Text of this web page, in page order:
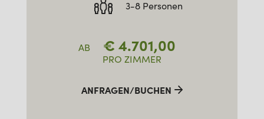
3-8 Personen
AB €4.701,00
PRO ZIMMER
ANFRAGEN/BUCHEN